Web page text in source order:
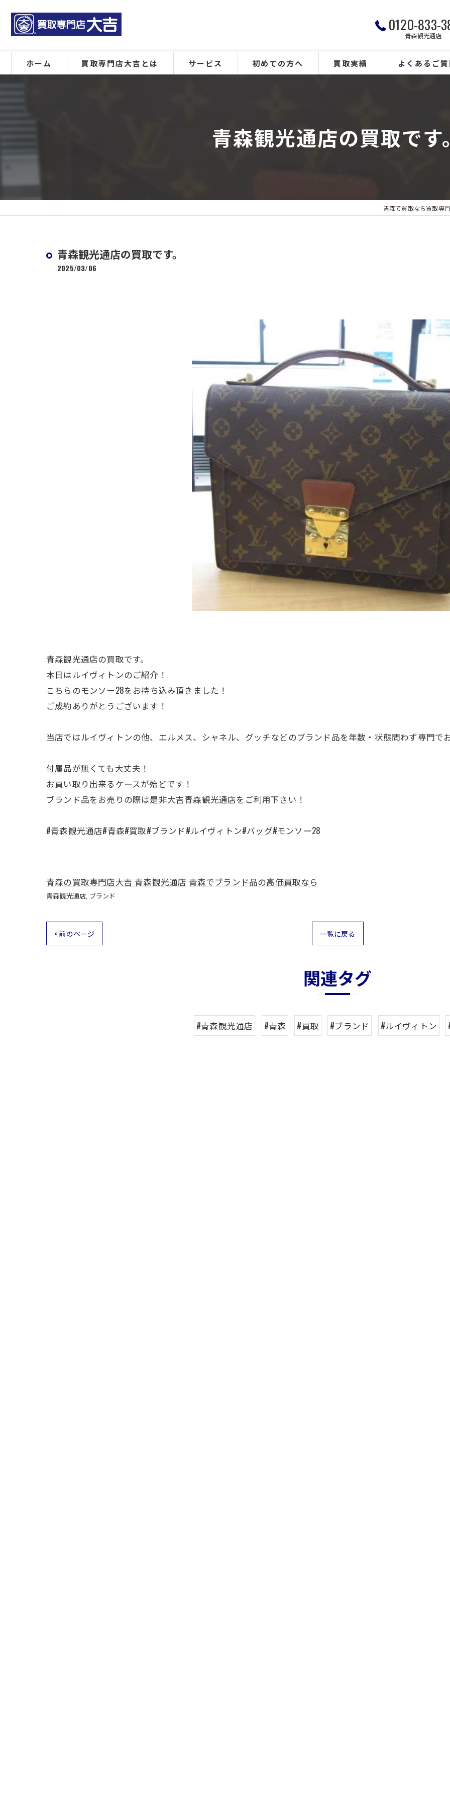
0120-833-
青森観光通店
ホーム 買取専門店大吉とは サービス 初めての方へ 買取実績 よくあるご質
青森観光通店の買取です。
青森で買取なら買取専
青森観光通店の買取です。
2025/03/06
青森観光通店の買取です。
本日はルイヴィトンのご紹介！
こちらのモンソー28をお持ち込み頂きました！
ご成約ありがとうございます！
当店ではルイヴィトンの他、エルメス、シャネル、グッチなどのブランド品を年数・状態問わず専門で
付属品が無くても大丈夫！
お買い取り出来るケースが殆どです！
ブランド品をお売りの際は是非大吉青森観光通店をご利用下さい！
#青森観光通店#青森#買取#ブランド#ルイヴィトン#バッグ#モンソー28
青森の買取専門店大吉 青森観光通店 青森でブランド品の高価買取なら
青森観光通店 ブランド
< 前のページ 一覧に戻る
関連タグ
#青森観光通店 #青森 #買取 #ブランド #ルイヴィトン